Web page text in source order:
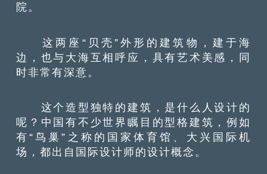
院。
这两座“贝壳”外形的建筑物，建于海
边，也与大海互相呼应，具有艺术美感，同
时非常有深意。
这个造型独特的建筑，是什么人设计的
呢？中国有不少世界瞩目的型格建筑，例如
有“鸟巢”之称的国家体育馆、大兴国际机
场，都出自国际设计师的设计概念。